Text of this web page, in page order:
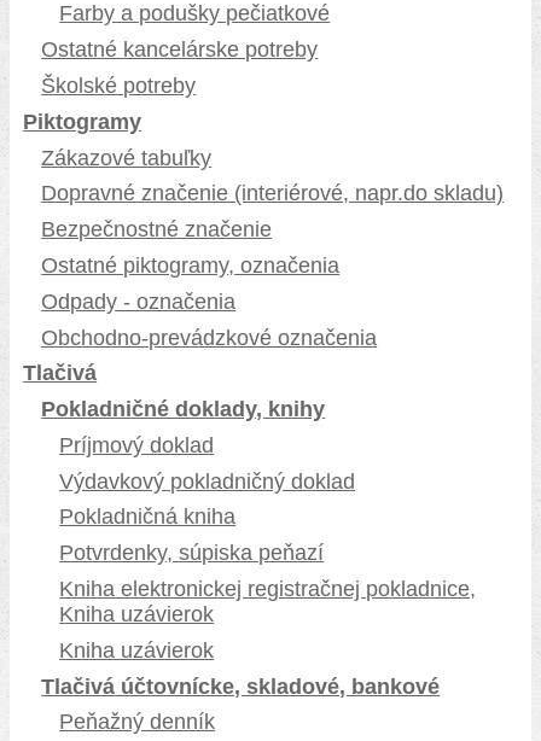
Farby a podušky pečiatkové
Ostatné kancelárske potreby
Školské potreby
Piktogramy
Zákazové tabuľky
Dopravné značenie (interiérové, napr.do skladu)
Bezpečnostné značenie
Ostatné piktogramy, označenia
Odpady - označenia
Obchodno-prevádzkové označenia
Tlačivá
Pokladničné doklady, knihy
Príjmový doklad
Výdavkový pokladničný doklad
Pokladničná kniha
Potvrdenky, súpiska peňazí
Kniha elektronickej registračnej pokladnice,
Kniha uzávierok
Kniha uzávierok
Tlačivá účtovnícke, skladové, bankové
Peňažný denník